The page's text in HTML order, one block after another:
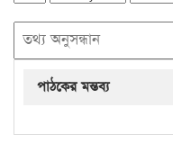
পাঠকের মন্তব্য